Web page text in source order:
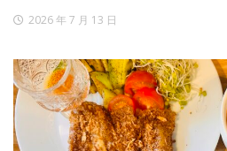
2026 年 7 月 13 日